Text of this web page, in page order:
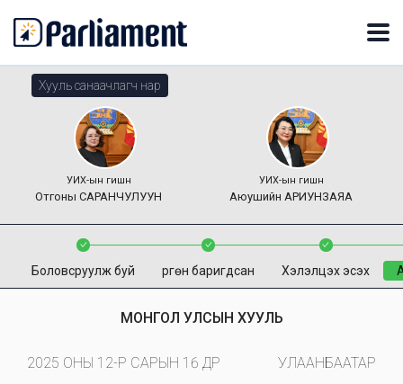
Хууль санаачлагч нар
УИХ-ын гишүүн
Отгоны САРАНЧУЛУУН
УИХ-ын гишүүн
Аюушийн АРИУНЗАЯА
Боловсруулж буй Өргөн баригдсан Хэлэлцэх эсэх
МОНГОЛ УЛСЫН ХУУЛЬ
2025 ОНЫ 12-Р САРЫН 16 ӨДӨР УЛААНБААТАР